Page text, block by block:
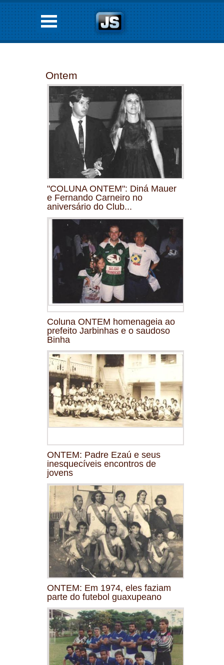
Ontem
"COLUNA ONTEM": Diná Mauer
e Fernando Carneiro no
aniversário do Club...
Coluna ONTEM homenageia ao
prefeito Jarbinhas e o saudoso
Binha
ONTEM: Padre Ezaú e seus
inesquecíveis encontros de
jovens
ONTEM: Em 1974, eles faziam
parte do futebol guaxupeano